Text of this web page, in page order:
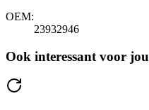
OEM:
23932946
Ook interessant voor jou